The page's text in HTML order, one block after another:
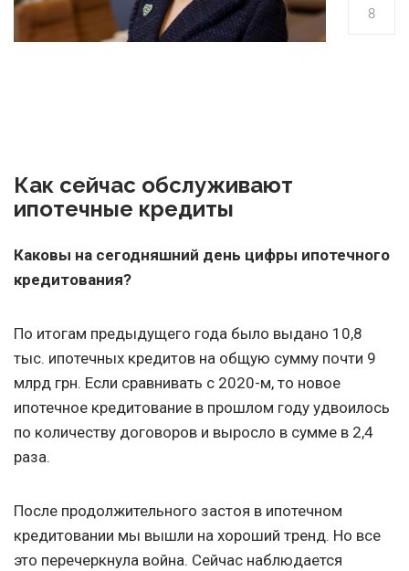
8
Как сейчас обслуживают
ипотечные кредиты
Каковы на сегодняшний день цифры ипотечного
кредитования?
По итогам предыдущего года было выдано 10,8
тыс. ипотечных кредитов на общую сумму почти 9
млрд грн. Если сравнивать с 2020-м, то новое
ипотечное кредитование в прошлом году удвоилось
по количеству договоров и выросло в сумме в 2,4
раза.
После продолжительного застоя в ипотечном
кредитовании мы вышли на хороший тренд. Но все
это перечеркнула война. Сейчас наблюдается